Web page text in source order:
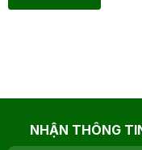
NHẬN THÔNG